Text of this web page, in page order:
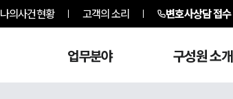
나의사건현황 고객의 소리 변호사상담 접수
업무분야 구성원 소개